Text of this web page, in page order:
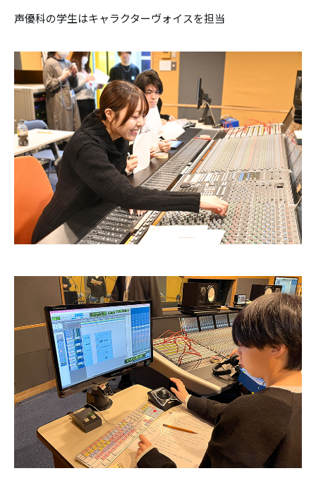
声優科の学生はキャラクターヴォイスを担当